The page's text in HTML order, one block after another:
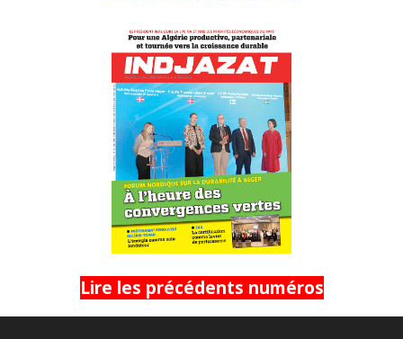
Lire les précédents numéros